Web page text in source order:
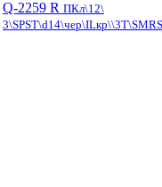
Q-2259 R ПКл\12\